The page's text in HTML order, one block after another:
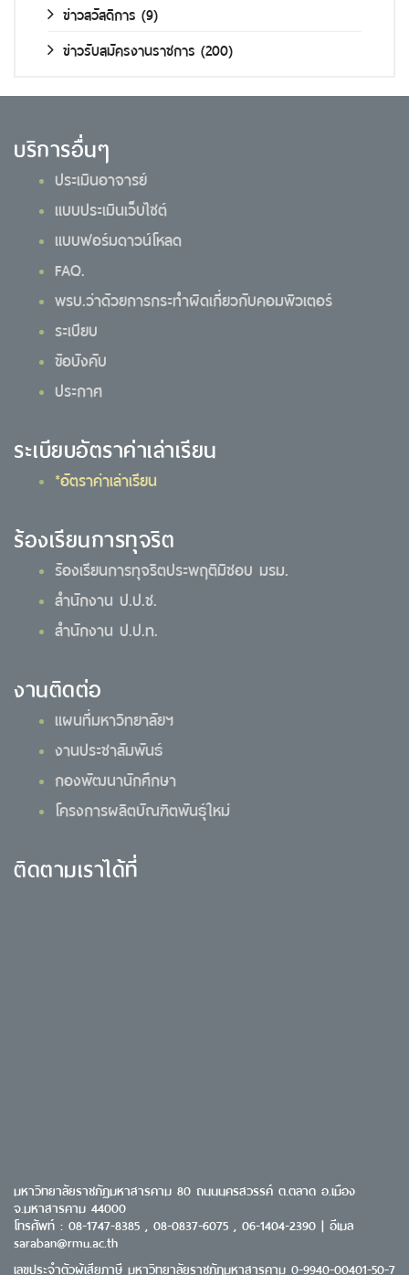
ข่าวสวัสดิการ (9)
ข่าวรับสมัครงานราชการ (200)
บริการอื่นๆ
ประเมินอาจารย์
แบบประเมินเว็บไซต์
แบบฟอร์มดาวน์โหลด
FAQ.
พรบ.ว่าด้วยการกระทำผิดเกี่ยวกับคอมพิวเตอร์
ระเบียบ
ข้อบังคับ
ประกาศ
ระเบียบอัตราค่าเล่าเรียน
*อัตราค่าเล่าเรียน
ร้องเรียนการทุจริต
ร้องเรียนการทุจริตประพฤติมิชอบ มรม.
สำนักงาน ป.ป.ช.
สำนักงาน ป.ป.ท.
งานติดต่อ
แผนที่มหาวิทยาลัยฯ
งานประชาสัมพันธ์
กองพัฒนานักศึกษา
โครงการผลิตบัณฑิตพันธุ์ใหม่
ติดตามเราได้ที่
มหาวิทยาลัยราชภัฏมหาสารคาม 80 ถนนนครสวรรค์ ต.ตลาด อ.เมือง
จ.มหาสารคาม 44000
โทรศัพท์ : 08-1747-8385 , 08-0837-6075 , 06-1404-2390 | อีเมล
saraban@rmu.ac.th
เลขประจำตัวผู้เสียภาษี มหาวิทยาลัยราชภัฏมหาสารคาม 0-9940-00401-50-7